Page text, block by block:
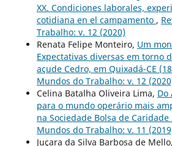
XX. Condiciones laborales,
cotidiana en el campamento ,
Trabalho: v. 12 (2020)
Renata Felipe Monteiro, Um
Expectativas diversas em torno
açude Cedro, em Quixadá-CE
Mundos do Trabalho: v. 12
Celina Batalha Oliveira Lima, Do
para o mundo operário mais
na Sociedade Bolsa de Caridade
Mundos do Trabalho: v. 11
Juçara da Silva Barbosa de